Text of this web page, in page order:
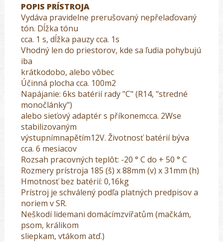
POPIS PRÍSTROJA
Vydáva pravidelne prerušovaný nepřelaďovaný
tón. Dĺžka tónu
cca. 1 s, dĺžka pauzy cca. 1s
Vhodný len do priestorov, kde sa ľudia pohybujú
iba
krátkodobo, alebo vôbec
Účinná plocha cca. 100m2
Napájanie: 6ks batérií rady "C" (R14, "stredné
monočlánky")
alebo sieťový adaptér s příkonemcca. 2Wse
stabilizovaným
výstupnímnapětím12V. Životnosť batérií býva
cca. 6 mesiacov
Rozsah pracovných teplôt: -20 ° C do + 50 ° C
Rozmery prístroja 185 (š) x 88mm (v) x 31mm (h)
Hmotnosť bez batérií: 0,16kg
Prístroj je schválený podľa platných predpisov a
noriem v SR.
Neškodí lidemani domácímzvířatům (mačkám,
psom, králikom
sliepkam, vtákom atď.)